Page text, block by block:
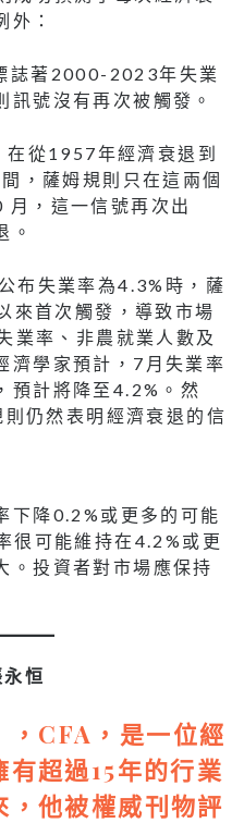
：
誌著2000-2023年失業
訊號沒有再次被觸發。
從1957年經濟衰退到
，薩姆規則只在這兩個
，這一信號再次出
。
布失業率為4.3%時，薩
來首次觸發，導致市場
業率、非農就業人數及
濟學家預計，7月失業率
預計將降至4.2%。然
仍然表明經濟衰退的信
下降0.2%或更多的可能
很可能維持在4.2%或更
。投資者對市場應保持
恒
CFA，是一位經
超過15年的行業
他被權威刊物評